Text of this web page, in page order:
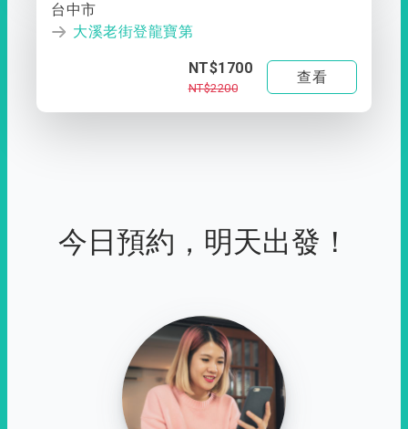
台中市
大溪老街登龍寶第
NT$1700
NT$2200
查看
今日預約，明天出發！